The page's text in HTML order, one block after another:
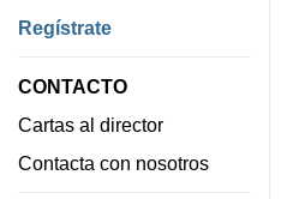
Regístrate
CONTACTO
Cartas al director
Contacta con nosotros